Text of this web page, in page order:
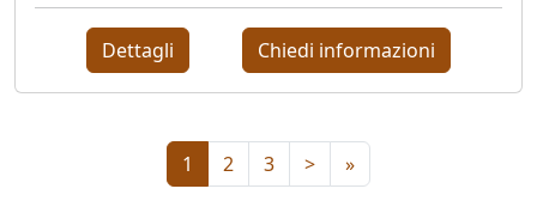
Jože
Kotar
Lorenzo
Dettagli Chiedi informazioni
1 2 3 > »